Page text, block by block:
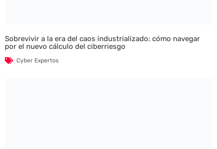
Sobrevivir a la era del caos industrializado: cómo navegar
por el nuevo cálculo del ciberriesgo
Cyber Expertos